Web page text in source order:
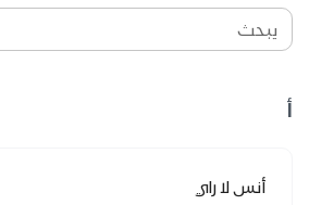
يبحث
أ
أنس لا راي